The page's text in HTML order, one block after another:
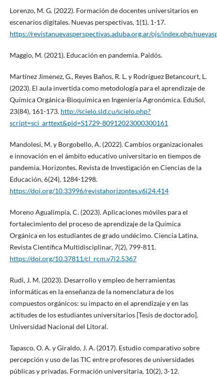
Lorenzo, M. G. (2022). Formación de docentes universitarios en
escenarios digitales. Nuevas perspectivas, 1(1), 1-17.
https://revistanuevasperspectivas.aduba.org.ar/ojs/index.php/
Maggio, M. (2021). Educación en pandemia. Paidós.
Martínez Jimenez, G., Reyes Baños, R. L. y Rodríguez Betancourt, L.
(2023). El aula invertida como metodología para el aprendizaje de
Química Orgánica-Bioquímica en Ingeniería Agronómica. EduSol,
23(84), 161-173. http://scielo.sld.cu/scielo.php?
script=sci_arttext&pid=S1729-80912023000300161
Mandolesi, M. y Borgobello, A. (2022). Cambios organizacionales
e innovación en el ámbito educativo universitario en tiempos de
pandemia. Horizontes. Revista de Investigación en Ciencias de la
Educación, 6(24), 1284-1298.
https://doi.org/10.33996/revistahorizontes.v6i24.414
Moreno Agualimpia, C. (2023). Aplicaciones móviles para el
fortalecimiento del proceso de aprendizaje de la Química
Orgánica en los estudiantes de grado undécimo. Ciencia Latina,
Revista Científica Multidisciplinar, 7(2), 799-811.
https://doi.org/10.37811/cl_rcm.v7i2.5367
Rudi, J. M. (2023). Desarrollo y empleo de herramientas
informáticas en la enseñanza de la nomenclatura de los
compuestos orgánicos: su impacto en el aprendizaje y en las
actitudes de los estudiantes universitarios [Tesis de doctorado].
Universidad Nacional del Litoral.
Tapasco, O. A. y Giraldo, J. A. (2017). Estudio comparativo sobre
percepción y uso de las TIC entre profesores de universidades
públicas y privadas. Formación universitaria, 10(2), 3-12.